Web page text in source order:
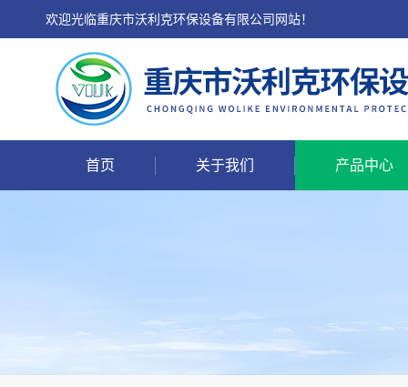
欢迎光临重庆市沃利克环保设备有限公司网站！
首页 关于我们 产品中心